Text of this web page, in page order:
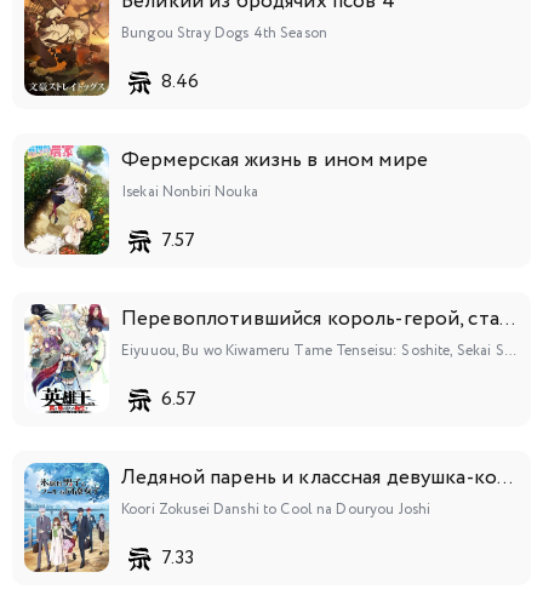
Bungou Stray Dogs 4th Season
8.46
Фермерская жизнь в ином мире
Isekai Nonbiri Nouka
7.57
Перевоплотившийся король-герой, ставший самой сильной ученицей рыцаря
Eiyuuou, Bu wo Kiwameru Tame Tenseisu: Soshite, Sekai Saikyou no Minarai Kishi♀
6.57
Ледяной парень и классная девушка-коллега
Koori Zokusei Danshi to Cool na Douryou Joshi
7.33